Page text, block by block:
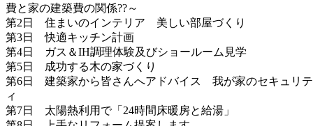
費と家の建築費の関係??～
第2日 住まいのインテリア 美しい部屋づくり
第3日 快適キッチン計画
第4日 ガス＆IH調理体験及びショールーム見学
第5日 成功する木の家づくり
第6日 建築家から皆さんへアドバイス 我が家のセキュリテ
ィ
第7日 太陽熱利用で「24時間床暖房と給湯」